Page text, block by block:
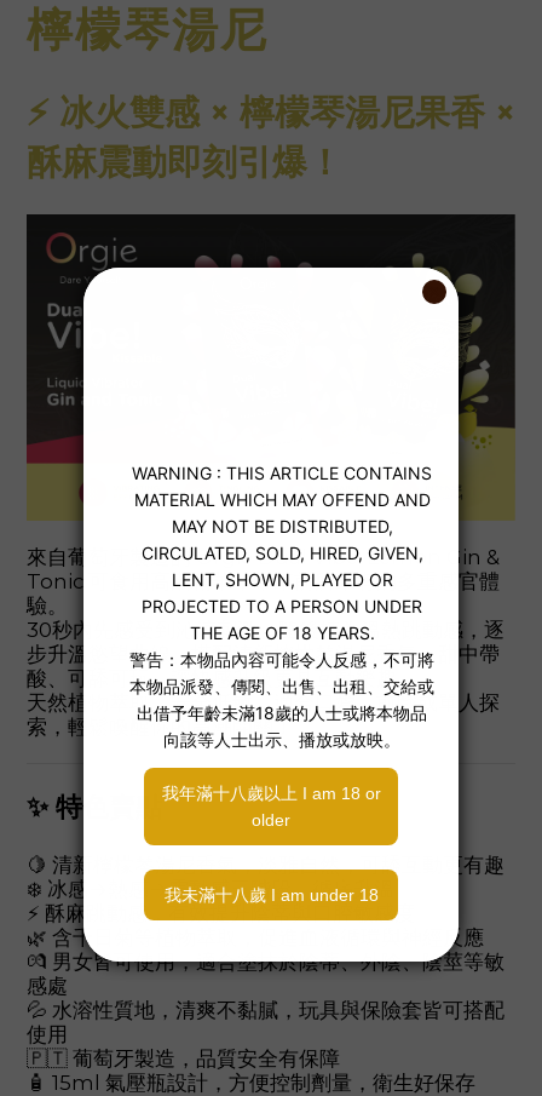
檸檬琴湯尼
⚡ 冰火雙感 × 檸檬琴湯尼果香 ×
酥麻震動即刻引爆！
來自葡萄牙製造的 Orgie Dual Vibe! Lemon Gin &
Tonic 可食用高潮精華，帶來前所未有的多重感官體
驗。
30秒內先感受到沁涼刺激，隨後轉為溫熱跳動感，逐
步升溫慾望曲線。搭配清新檸檬琴湯尼香氣，甜中帶
酸、可舔可玩，讓快感升級更具互動樂趣。
天然植物萃取，安全低敏，適合口愛、前戲或單人探
索，輕鬆喚醒你的高潮開關！
✨ 特色賣點
🍋 清新檸檬琴湯尼香氣，淡雅自然，可舔互動更有趣
❄️ 冰感→熱感→震動感三階段，循序升溫
⚡ 酥麻跳動感，有效提升陰蒂與口腔敏感度
🌿 含千日菊等植物萃取，促進血液循環與神經反應
💏 男女皆可使用，適合塗抹於陰蒂、外陰、陰莖等敏
感處
💦 水溶性質地，清爽不黏膩，玩具與保險套皆可搭配
使用
🇵🇹 葡萄牙製造，品質安全有保障
🧴 15ml 氣壓瓶設計，方便控制劑量，衛生好保存